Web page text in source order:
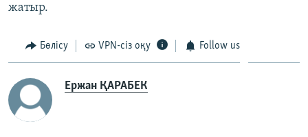
жатыр.
Бөлісу VPN-сіз оқу Follow us
Ержан ҚАРАБЕК